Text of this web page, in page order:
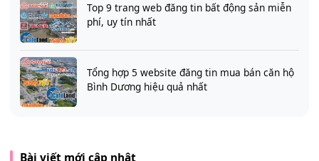
Top 9 trang web đăng tin bất động sản miễn
phí, uy tín nhất
Tổng hợp 5 website đăng tin mua bán căn hộ
Bình Dương hiệu quả nhất
Bài viết mới cập nhật